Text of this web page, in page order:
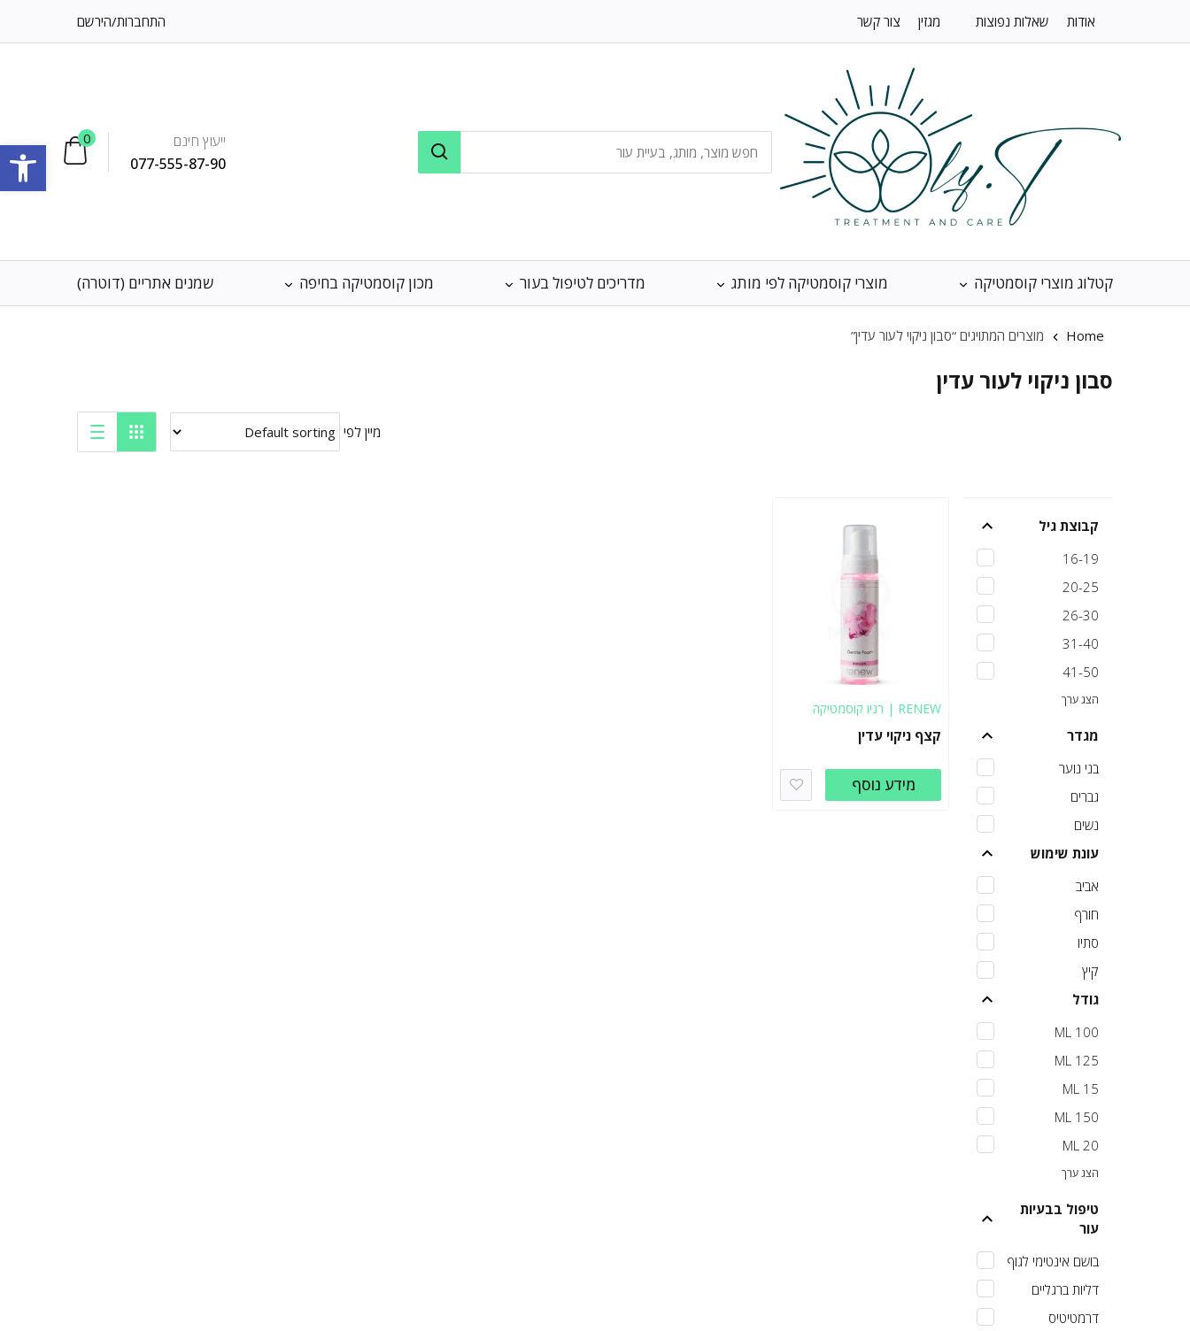
אודות שאלות נפוצות מגזין צור קשר התחברות/הירשם
ייעוץ חינם
077-555-87-90
0
קטלוג מוצרי קוסמטיקה מוצרי קוסמטיקה לפי מותג מדריכים לטיפול בעור מכון קוסמטיקה בחיפה שמנים אתריים (דוטרה)
Home מוצרים המתויגים “סבון ניקוי לעור עדין”
סבון ניקוי לעור עדין
מיין לפי
קבוצת גיל
16-19
20-25
26-30
31-40
41-50
הצג ערך
מגדר
בני נוער
גברים
נשים
עונת שימוש
אביב
חורף
סתיו
קיץ
גודל
100 ML
125 ML
15 ML
150 ML
20 ML
הצג ערך
טיפול בבעיות
עור
בושם אינטימי לגוף
דליות ברגליים
דרמטיטיס
RENEW | רניו קוסמטיקה
קצף ניקוי עדין
מידע נוסף
פתח